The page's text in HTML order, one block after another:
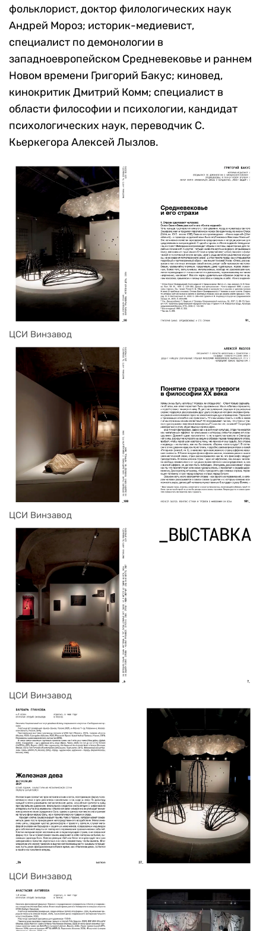
фольклорист, доктор филологических наук
Андрей Мороз; историк-медиевист,
специалист по демонологии в
западноевропейском Средневековье и раннем
Новом времени Григорий Бакус; киновед,
кинокритик Дмитрий Комм; специалист в
области философии и психологии, кандидат
психологических наук, переводчик С.
Кьеркегора Алексей Лызлов.
ЦСИ Винзавод
ЦСИ Винзавод
ЦСИ Винзавод
ЦСИ Винзавод